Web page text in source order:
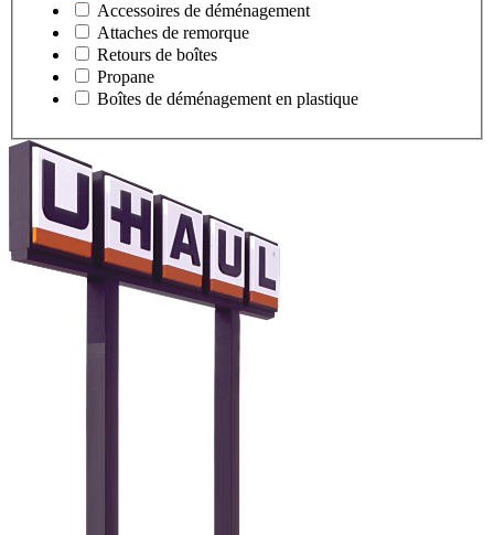
Accessoires de déménagement
Attaches de remorque
Retours de boîtes
Propane
Boîtes de déménagement en plastique